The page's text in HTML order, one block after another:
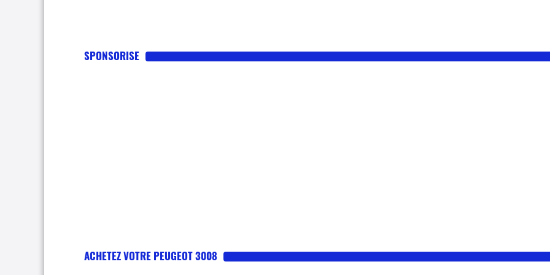
SPONSORISE
ACHETEZ VOTRE PEUGEOT 3008